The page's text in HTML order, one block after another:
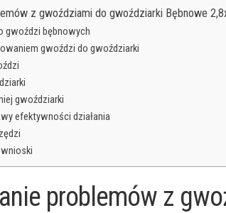
z gwoździami do gwoździarki Bębnowe
gwoździ bębnowych
gwoździ do gwoździarki
gwoździarki
efektywności działania
problemów z